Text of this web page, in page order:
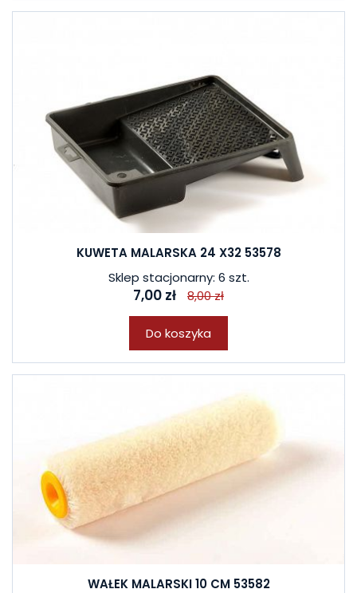
KUWETA MALARSKA 24 X32 53578
Sklep stacjonarny: 6 szt.
7,00 zł 8,00 zł
Do koszyka
WAŁEK MALARSKI 10 CM 53582